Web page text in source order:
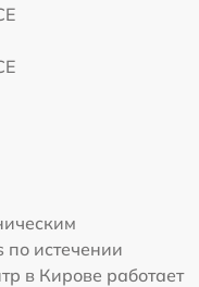
по истечении
в Кирове работает